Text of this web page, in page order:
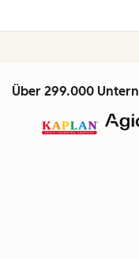
Über 299.000